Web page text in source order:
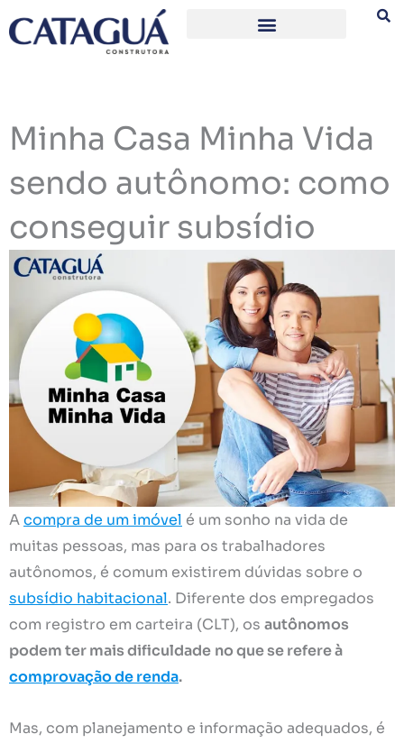
para
Minha Casa Minha Vida
sendo autônomo: como
conseguir subsídio
Acompra de um imóvel é um sonho na vida de
muitas pessoas, mas para os trabalhadores
autônomos, é comum existirem dúvidas sobre o
subsídio habitacional. Diferente dos empregados
com registro em carteira (CLT), os autônomos
podem ter mais dificuldade no que se refere à
comprovação de renda.
Mas, com planejamento e informação adequados, é